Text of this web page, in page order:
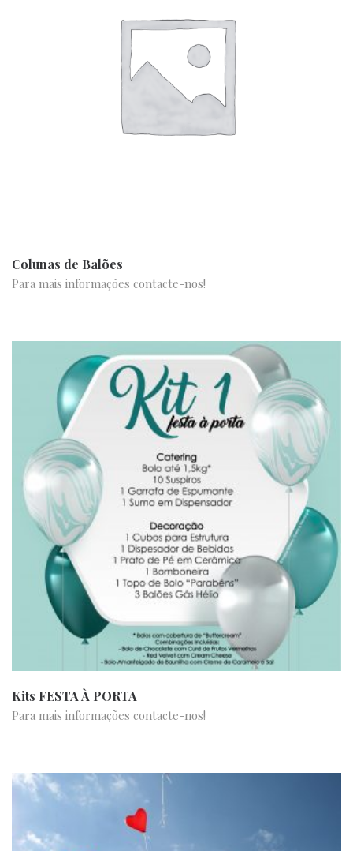
Colunas de Balões
Para mais informações contacte-nos!
Kits FESTA À PORTA
Para mais informações contacte-nos!